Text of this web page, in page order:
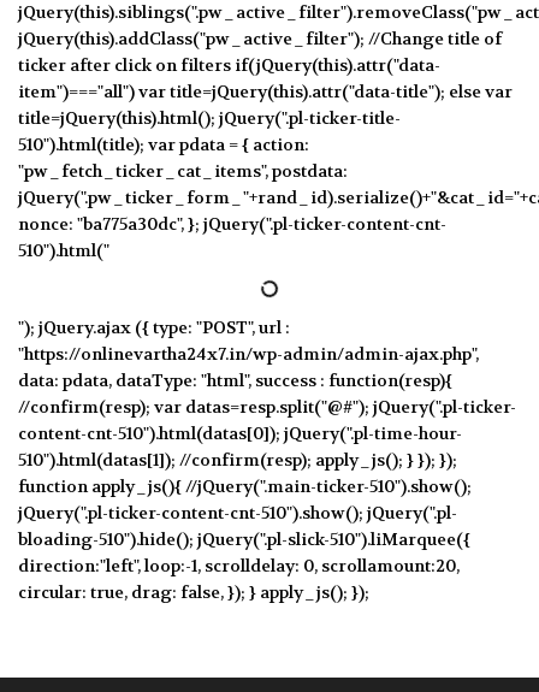
jQuery(this).addClass("pw_active_filter"); //Change title of
ticker after click on filters if(jQuery(this).attr("data-
item")==="all") var title=jQuery(this).attr("data-title"); else var
title=jQuery(this).html(); jQuery(".pl-ticker-title-
510").html(title); var pdata = { action:
"pw_fetch_ticker_cat_items", postdata:
nonce: "ba775a30dc", }; jQuery(".pl-ticker-content-cnt-
510").html("
"); jQuery.ajax ({ type: "POST", url :
"https://onlinevartha24x7.in/wp-admin/admin-ajax.php",
data: pdata, dataType: "html", success : function(resp){
//confirm(resp); var datas=resp.split("@#"); jQuery(".pl-ticker-
content-cnt-510").html(datas[0]); jQuery(".pl-time-hour-
510").html(datas[1]); //confirm(resp); apply_js(); } }); });
function apply_js(){ //jQuery(".main-ticker-510").show();
jQuery(".pl-ticker-content-cnt-510").show(); jQuery(".pl-
bloading-510").hide(); jQuery(".pl-slick-510").liMarquee({
direction:"left", loop:-1, scrolldelay: 0, scrollamount:20,
circular: true, drag: false, }); } apply_js(); });